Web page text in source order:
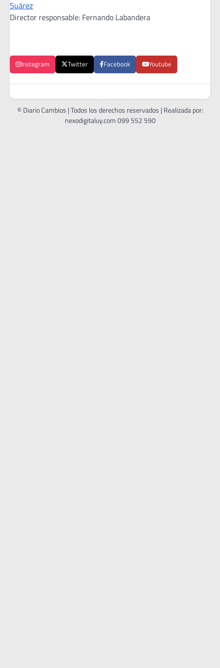
Suárez
Director responsable: Fernando Labandera
Instagram Twitter Facebook Youtube